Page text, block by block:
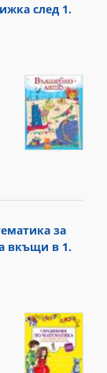
след 1.
за
вкъщи в 1.